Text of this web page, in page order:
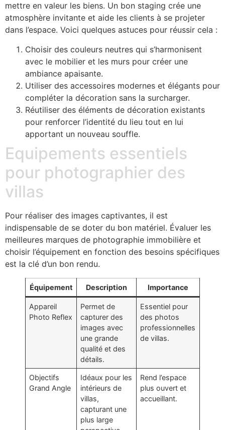
mettre en valeur les biens. Un bon staging crée une
atmosphère invitante et aide les clients à se projeter
dans l’espace. Voici quelques astuces pour réussir cela :
Choisir des couleurs neutres qui s’harmonisent
avec le mobilier et les murs pour créer une
ambiance apaisante.
Utiliser des accessoires modernes et élégants pour
compléter la décoration sans la surcharger.
Réutiliser des éléments de décoration existants
pour renforcer l’identité du lieu tout en lui
apportant un nouveau souffle.
Equipements essentiels
pour photographier des
villas
Pour réaliser des images captivantes, il est
indispensable de se doter du bon matériel. Évaluer les
meilleures marques de photographie immobilière et
choisir l’équipement en fonction des besoins spécifiques
est la clé d’un bon rendu.
Équipement Description Importance
Appareil
Photo Reflex
Permet de
capturer des
images avec
une grande
qualité et des
détails.
Essentiel pour
des photos
professionnelles
de villas.
Objectifs
Grand Angle
Idéaux pour les
intérieurs de
villas,
capturant une
plus large
Rend l’espace
plus ouvert et
accueillant.